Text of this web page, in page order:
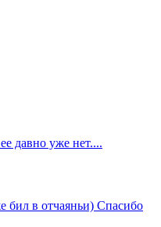
давно уже нет....
бил в отчаяньи) Спасибо